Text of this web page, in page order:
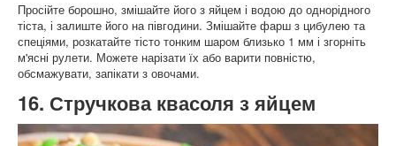
Просійте борошно, змішайте його з яйцем і водою до однорідного
тіста, і залиште його на півгодини. Змішайте фарш з цибулею та
спеціями, розкатайте тісто тонким шаром близько 1 мм і згорніть
м'ясні рулети. Можете нарізати їх або варити повністю,
обсмажувати, запікати з овочами.
16. Стручкова квасоля з яйцем